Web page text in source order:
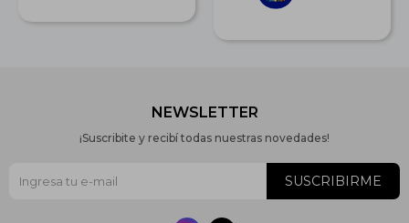
NEWSLETTER
¡Suscribite y recibí todas nuestras novedades!
SUSCRIBIRME